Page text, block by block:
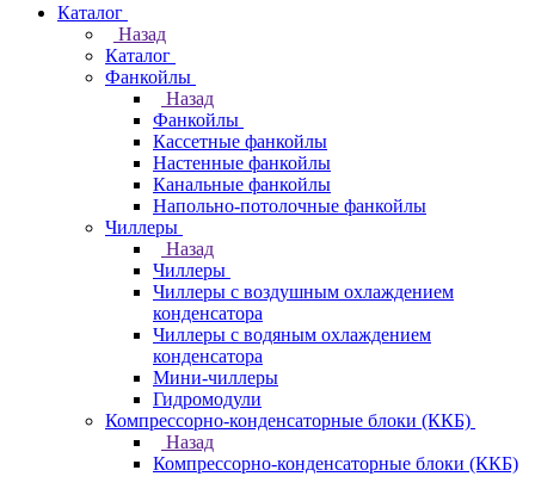
Каталог
Назад
Каталог
Фанкойлы
Назад
Фанкойлы
Кассетные фанкойлы
Настенные фанкойлы
Канальные фанкойлы
Напольно-потолочные фанкойлы
Чиллеры
Назад
Чиллеры
Чиллеры с воздушным охлаждением
конденсатора
Чиллеры с водяным охлаждением
конденсатора
Мини-чиллеры
Гидромодули
Компрессорно-конденсаторные блоки (ККБ)
Назад
Компрессорно-конденсаторные блоки (ККБ)